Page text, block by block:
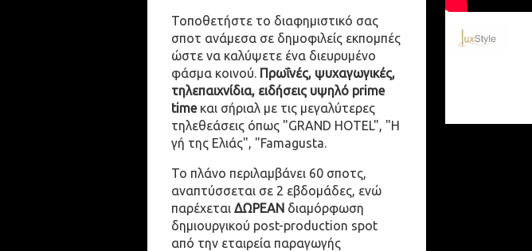
Τοποθετήστε το διαφημιστικό σας
σποτ ανάμεσα σε δημοφιλείς εκπομπές
ώστε να καλύψετε ένα διευρυμένο
φάσμα κοινού. Πρωΐνές, ψυχαγωγικές,
τηλεπαιχνίδια, ειδήσεις υψηλό prime
timeκαι σήριαλ με τις μεγαλύτερες
τηλεθεάσεις όπως "GRAND HOTEL", "Η
γή της Ελιάς", "Famagusta.
Το πλάνο περιλαμβάνει 60 σποτς,
αναπτύσσεται σε 2 εβδομάδες, ενώ
παρέχεται ΔΩΡΕΑΝ διαμόρφωση
δημιουργικού post-production spot
από την εταιρεία παραγωγής